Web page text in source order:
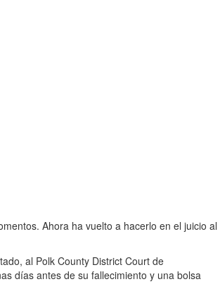
Ahora ha vuelto a hacerlo en el juicio al
al Polk County District Court de
días antes de su fallecimiento y una bolsa